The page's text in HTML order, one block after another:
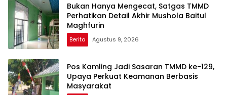
Bukan Hanya Mengecat, Satgas TMMD
Perhatikan Detail Akhir Mushola Baitul
Maghfurin
Berita Agustus 9, 2026
Pos Kamling Jadi Sasaran TMMD ke-129,
Upaya Perkuat Keamanan Berbasis
Masyarakat